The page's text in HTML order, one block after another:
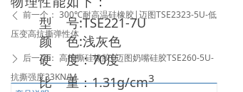
型 号:TSE221-7U
颜 色:浅灰色
硬 度：70度
比 重：1.31g/cm3
ꄴ 前一个： 300℃耐高温硅橡胶|迈图TSE2323-5U-低
压变高抗撕弹性体
ꄲ 后一个： 高抗撕硅橡胶|迈图奶嘴硅胶TSE260-5U-
抗撕强度33KN/M